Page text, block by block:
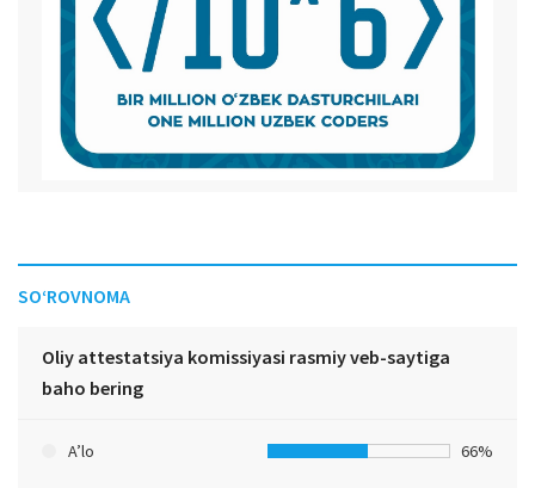
SO‘ROVNOMA
Oliy attestatsiya komissiyasi rasmiy veb-saytiga
baho bering
A’lo 66%